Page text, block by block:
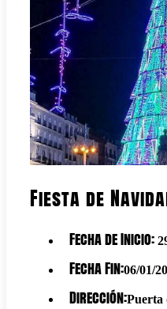
Fiesta de
Fecha de Inicio:
Fecha Fin:06/01/
Dirección:Puerta